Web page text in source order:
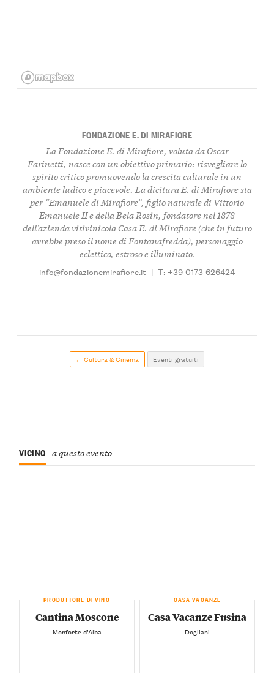
FONDAZIONE E. DI MIRAFIORE
La Fondazione E. di Mirafiore, voluta da Oscar
Farinetti, nasce con un obiettivo primario: risvegliare lo
spirito critico promuovendo la crescita culturale in un
ambiente ludico e piacevole. La dicitura E. di Mirafiore sta
per “Emanuele di Mirafiore”, figlio naturale di Vittorio
Emanuele II e della Bela Rosin, fondatore nel 1878
dell’azienda vitivinicola Casa E. di Mirafiore (che in futuro
avrebbe preso il nome di Fontanafredda), personaggio
eclettico, estroso e illuminato.
info@fondazionemirafiore.it | T: +39 0173 626424
← Cultura & Cinema Eventi gratuiti
VICINO a questo evento
PRODUTTORE DI VINO
Cantina Moscone
— Monforte d’Alba —
CASA VACANZE
Casa Vacanze Fusina
— Dogliani —